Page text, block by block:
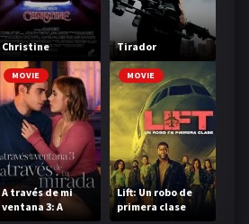
Christine Tirador
MOVIE
A través de mi
ventana 3: A
través de tu
MOVIE
Lift: Un robo de
primera clase